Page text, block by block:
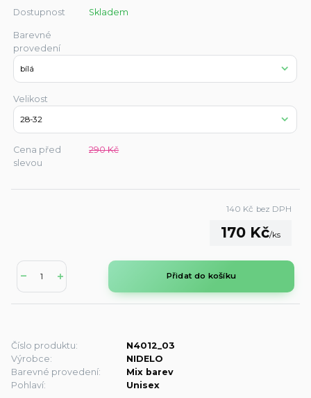
Dostupnost Skladem
Barevné
provedení
Velikost
Cena před
slevou
290 Kč
170 Kč/ks
140 Kč bez DPH
Přidat do košíku
Číslo produktu:
N4012_03
Výrobce:
NIDELO
Barevné provedení:
Mix barev
Pohlaví:
Unisex